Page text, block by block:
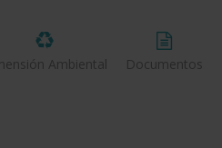
Ambiental Documentos